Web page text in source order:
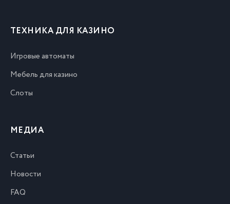
ТЕХНИКА ДЛЯ КАЗИНО
Игровые автоматы
Мебель для казино
Слоты
МЕДИА
Статьи
Новости
FAQ